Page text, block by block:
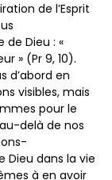
de l’Esprit
de Dieu : «
» (Pr 9, 10).
d’abord en
visibles, mais
pour le
delà de nos
Dieu dans la vie
à en avoir